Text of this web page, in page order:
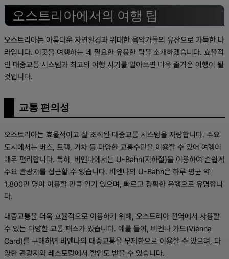
오스트리아에서의 여행 팁
오스트리아는 아름다운 자연환경과 위대한 음악가들의 유산으로 가득한 나
라입니다. 이곳을 여행하는 데 필요한 유용한 팁을 소개하겠습니다. 효율적
인 대중교통 시스템과 최고의 여행 시기를 알아보면 더욱 즐거운 여행이 될
것입니다.
교통 편의성
오스트리아는 효율적이고 잘 조직된 대중교통 시스템을 자랑합니다. 주요
도시에서는 버스, 트램, 기차 등 다양한 교통수단을 이용할 수 있어 여행이
매우 편리합니다. 특히, 비엔나에서는 U-Bahn(지하철)을 이용하여 손쉽게
주요 관광지를 접근할 수 있습니다. 비엔나의 U-Bahn은 하루 평균 약
1,800만 명이 이용할 만큼 인기 있으며, 빠르고 정확한 운행으로 유명합니
다.
대중교통을 더욱 효율적으로 이용하기 위해, 오스트리아 전역에서 사용할
수 있는 다양한 교통 패스가 있습니다. 예를 들어, 비엔나 카드(Vienna
Card)를 구매하면 비엔나의 대중교통을 무제한으로 이용할 수 있으며, 다
양한 관광지와 레스토랑에서 할인도 받을 수 있습니다.